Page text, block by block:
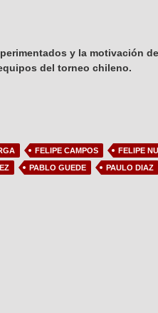
y la motivación
del torneo chileno.
FELIPE CAMPOS
FELIPE
PABLO GUEDE PAULO DIAZ